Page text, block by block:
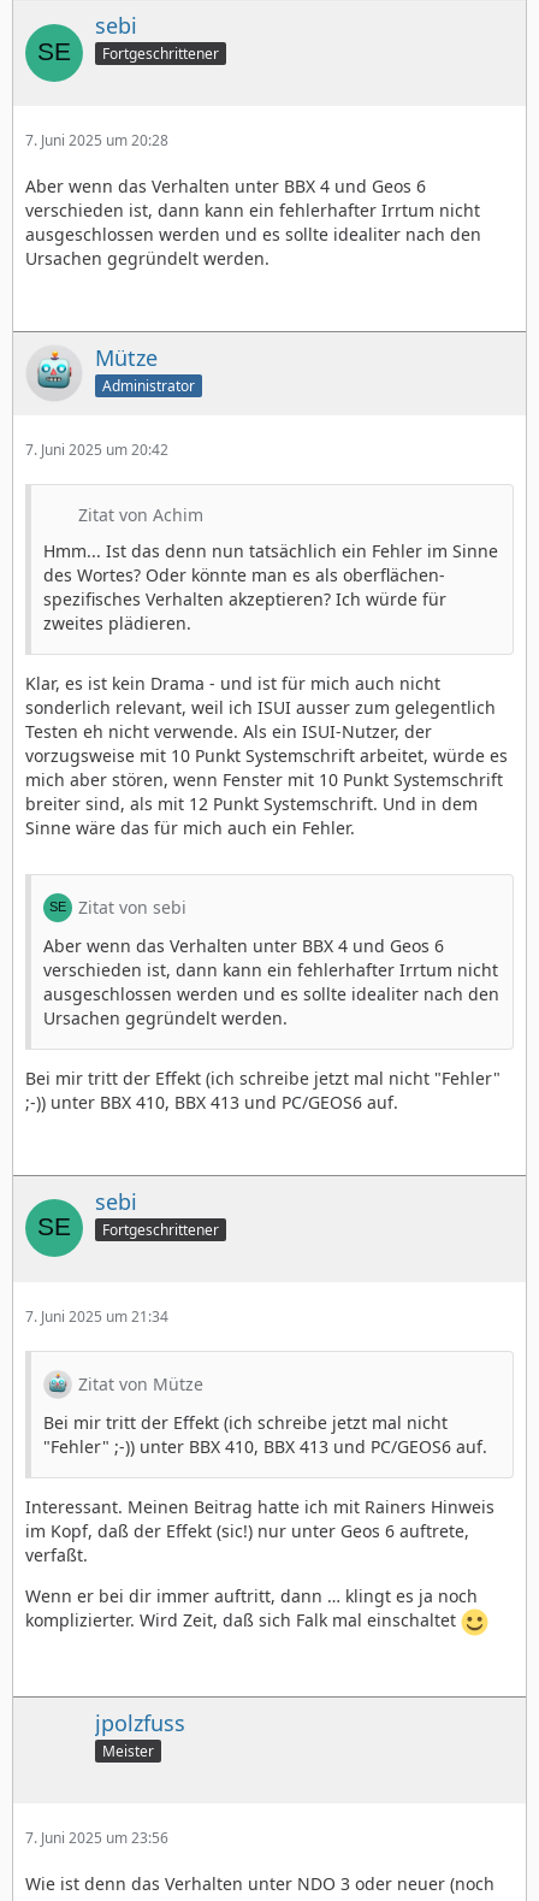
sebi
Fortgeschrittener
7. Juni 2025 um 20:28
Aber wenn das Verhalten unter BBX 4 und Geos 6
verschieden ist, dann kann ein fehlerhafter Irrtum nicht
ausgeschlossen werden und es sollte idealiter nach den
Ursachen gegründelt werden.
Mütze
Administrator
7. Juni 2025 um 20:42
Zitat von Achim
Hmm... Ist das denn nun tatsächlich ein Fehler im Sinne
des Wortes? Oder könnte man es als oberflächen-
spezifisches Verhalten akzeptieren? Ich würde für
zweites plädieren.
Klar, es ist kein Drama - und ist für mich auch nicht
sonderlich relevant, weil ich ISUI ausser zum gelegentlich
Testen eh nicht verwende. Als ein ISUI-Nutzer, der
vorzugsweise mit 10 Punkt Systemschrift arbeitet, würde es
mich aber stören, wenn Fenster mit 10 Punkt Systemschrift
breiter sind, als mit 12 Punkt Systemschrift. Und in dem
Sinne wäre das für mich auch ein Fehler.
Zitat von sebi
Aber wenn das Verhalten unter BBX 4 und Geos 6
verschieden ist, dann kann ein fehlerhafter Irrtum nicht
ausgeschlossen werden und es sollte idealiter nach den
Ursachen gegründelt werden.
Bei mir tritt der Effekt (ich schreibe jetzt mal nicht "Fehler"
;-)) unter BBX 410, BBX 413 und PC/GEOS6 auf.
sebi
Fortgeschrittener
7. Juni 2025 um 21:34
Zitat von Mütze
Bei mir tritt der Effekt (ich schreibe jetzt mal nicht
"Fehler" ;-)) unter BBX 410, BBX 413 und PC/GEOS6 auf.
Interessant. Meinen Beitrag hatte ich mit Rainers Hinweis
im Kopf, daß der Effekt (sic!) nur unter Geos 6 auftrete,
verfaßt.
Wenn er bei dir immer auftritt, dann … klingt es ja noch
komplizierter. Wird Zeit, daß sich Falk mal einschaltet
jpolzfuss
Meister
7. Juni 2025 um 23:56
Wie ist denn das Verhalten unter NDO 3 oder neuer (noch